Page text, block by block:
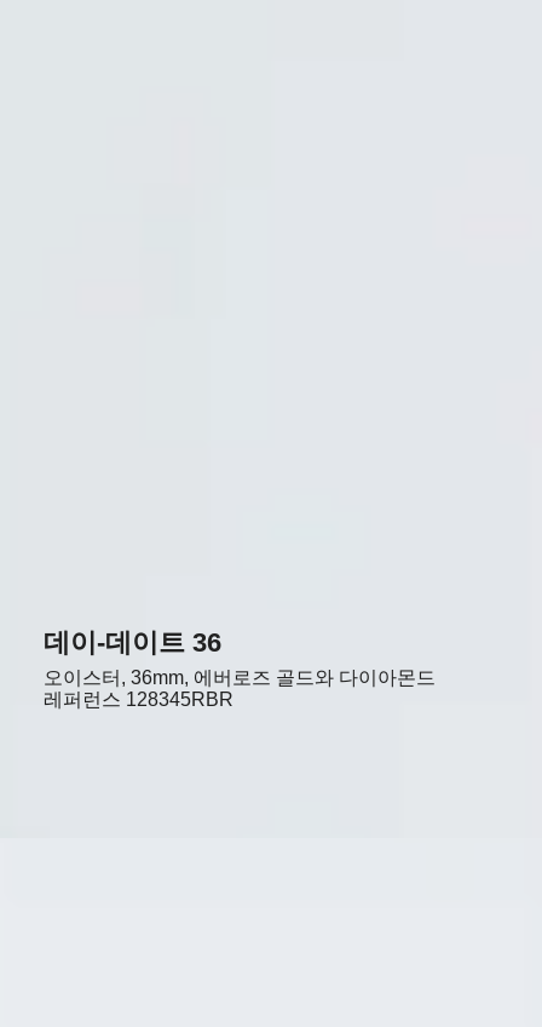
데이-데이트 36
오이스터, 36mm, 에버로즈 골드와 다이아몬드
레퍼런스 128345RBR